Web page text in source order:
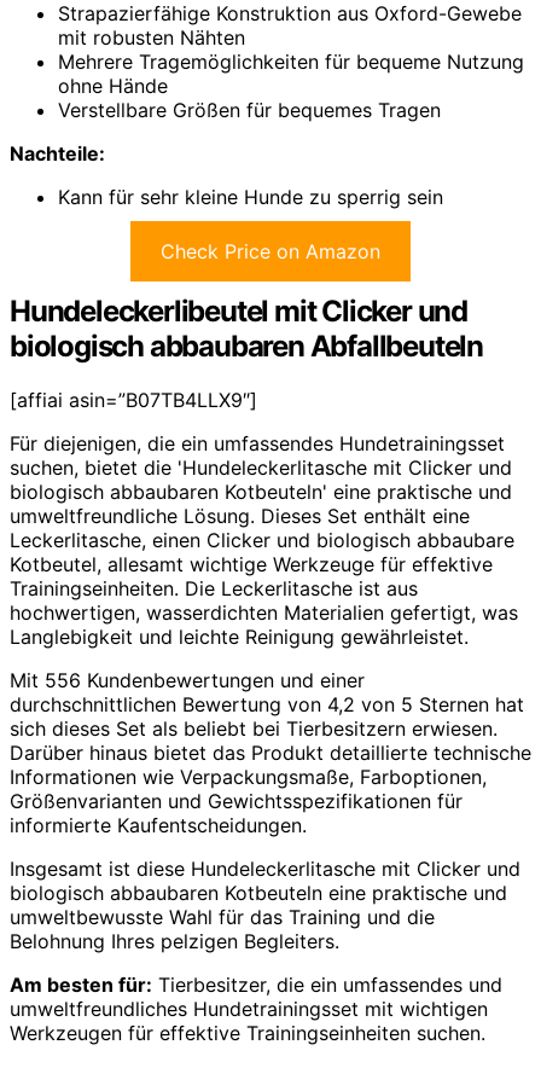
Strapazierfähige Konstruktion aus Oxford-Gewebe
mit robusten Nähten
Mehrere Tragemöglichkeiten für bequeme Nutzung
ohne Hände
Verstellbare Größen für bequemes Tragen
Nachteile:
Kann für sehr kleine Hunde zu sperrig sein
Check Price on Amazon
Hundeleckerlibeutel mit Clicker und
biologisch abbaubaren Abfallbeuteln
[affiai asin=”B07TB4LLX9″]
Für diejenigen, die ein umfassendes Hundetrainingsset
suchen, bietet die 'Hundeleckerlitasche mit Clicker und
biologisch abbaubaren Kotbeuteln' eine praktische und
umweltfreundliche Lösung. Dieses Set enthält eine
Leckerlitasche, einen Clicker und biologisch abbaubare
Kotbeutel, allesamt wichtige Werkzeuge für effektive
Trainingseinheiten. Die Leckerlitasche ist aus
hochwertigen, wasserdichten Materialien gefertigt, was
Langlebigkeit und leichte Reinigung gewährleistet.
Mit 556 Kundenbewertungen und einer
durchschnittlichen Bewertung von 4,2 von 5 Sternen hat
sich dieses Set als beliebt bei Tierbesitzern erwiesen.
Darüber hinaus bietet das Produkt detaillierte technische
Informationen wie Verpackungsmaße, Farboptionen,
Größenvarianten und Gewichtsspezifikationen für
informierte Kaufentscheidungen.
Insgesamt ist diese Hundeleckerlitasche mit Clicker und
biologisch abbaubaren Kotbeuteln eine praktische und
umweltbewusste Wahl für das Training und die
Belohnung Ihres pelzigen Begleiters.
Am besten für: Tierbesitzer, die ein umfassendes und
umweltfreundliches Hundetrainingsset mit wichtigen
Werkzeugen für effektive Trainingseinheiten suchen.